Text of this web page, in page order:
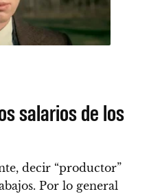
salarios de los
decir “productor”
Por lo general